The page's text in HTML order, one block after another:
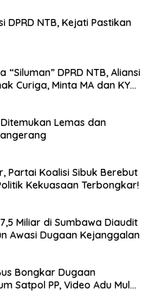
NTB, Kejati Pastikan
DPRD NTB, Aliansi
Curiga, Minta MA dan KY
Lemas dan
Partai Koalisi Sibuk Berebut
Kekuasaan Terbongkar!
Miliar di Sumbawa Diaudit
Awasi Dugaan Kejanggalan
Bongkar Dugaan
Satpol PP, Video Adu Mulut